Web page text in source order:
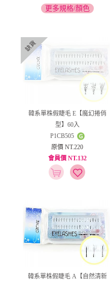
更多規格/顏色
韓系單株假睫毛 E【魔幻捲俏
型】60入
P1CB505
原價 NT.220
會員價 NT.132
韓系單株假睫毛 A【自然清新